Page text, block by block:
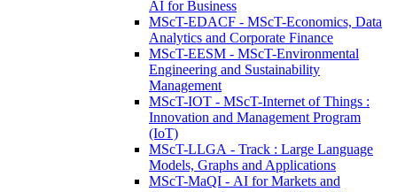
AI for Business
MScT-EDACF - MScT-Economics, Data
Analytics and Corporate Finance
MScT-EESM - MScT-Environmental
Engineering and Sustainability
Management
MScT-IOT - MScT-Internet of Things :
Innovation and Management Program
(IoT)
MScT-LLGA - Track : Large Language
Models, Graphs and Applications
MScT-MaQI - AI for Markets and